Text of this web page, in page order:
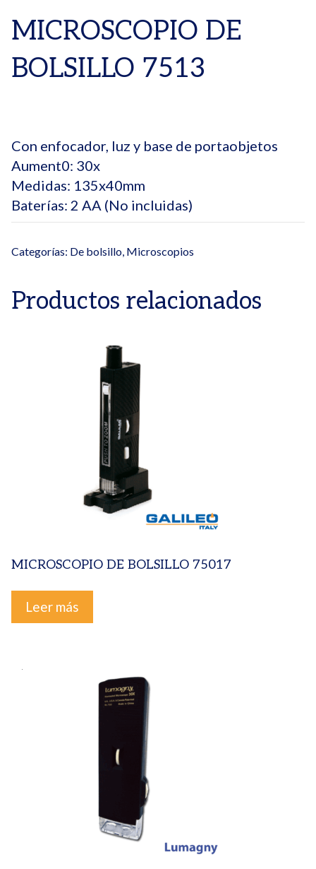
MICROSCOPIO DE
BOLSILLO 7513
Con enfocador, luz y base de portaobjetos
Aument0: 30x
Medidas: 135x40mm
Baterías: 2 AA (No incluidas)
Categorías: De bolsillo, Microscopios
Productos relacionados
MICROSCOPIO DE BOLSILLO 75017
Leer más